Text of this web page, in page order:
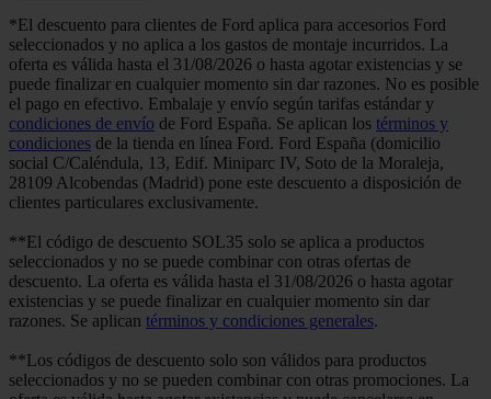
*El descuento para clientes de Ford aplica para accesorios Ford
seleccionados y no aplica a los gastos de montaje incurridos. La
oferta es válida hasta el 31/08/2026 o hasta agotar existencias y se
puede finalizar en cualquier momento sin dar razones. No es posible
el pago en efectivo. Embalaje y envío según tarifas estándar y
condiciones de envío de Ford España. Se aplican los términos y
condiciones de la tienda en línea Ford. Ford España (domicilio
social C/Caléndula, 13, Edif. Miniparc IV, Soto de la Moraleja,
28109 Alcobendas (Madrid) pone este descuento a disposición de
clientes particulares exclusivamente.
**El código de descuento SOL35 solo se aplica a productos
seleccionados y no se puede combinar con otras ofertas de
descuento. La oferta es válida hasta el 31/08/2026 o hasta agotar
existencias y se puede finalizar en cualquier momento sin dar
razones. Se aplican términos y condiciones generales.
**Los códigos de descuento solo son válidos para productos
seleccionados y no se pueden combinar con otras promociones. La